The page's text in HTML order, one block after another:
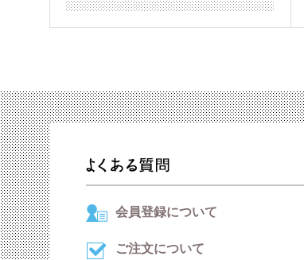
会員登録について
ご注文について